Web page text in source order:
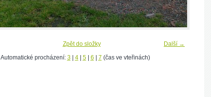
Další →
Zpět do složky
Automatické procházení: 3| 4| 5| 6 7 (čas ve vteřinách)